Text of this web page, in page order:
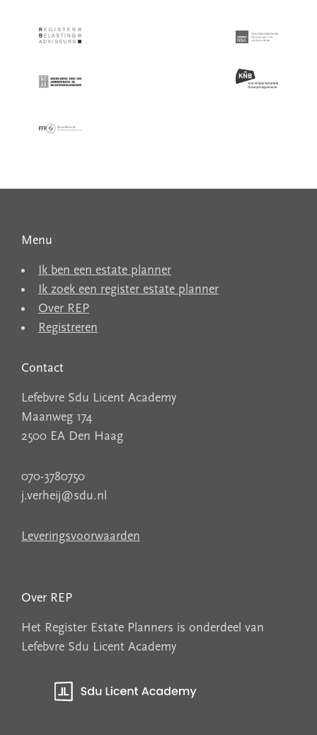
Menu
Ik ben een estate planner
Ik zoek een register estate planner
Over REP
Registreren
Contact
Lefebvre Sdu Licent Academy
Maanweg 174
2500 EA Den Haag
070-3780750
j.verheij@sdu.nl
Leveringsvoorwaarden
Over REP
Het Register Estate Planners is onderdeel van
Lefebvre Sdu Licent Academy